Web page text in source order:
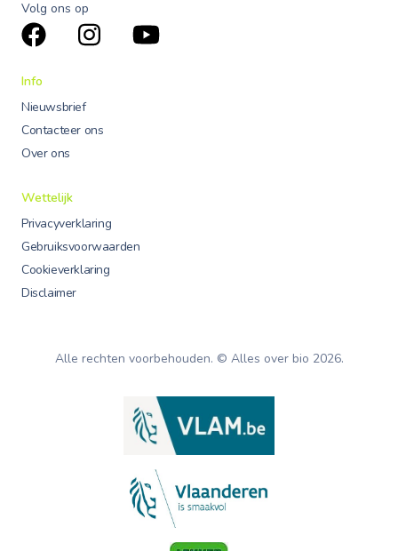
Volg ons op
Info
Nieuwsbrief
Contacteer ons
Over ons
Wettelijk
Privacyverklaring
Gebruiksvoorwaarden
Cookieverklaring
Disclaimer
Alle rechten voorbehouden. © Alles over bio 2026.